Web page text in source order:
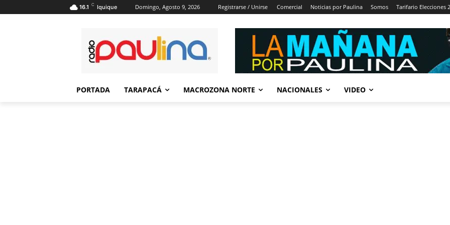
16.1 C Iquique Domingo, Agosto 9, 2026 Registrarse / Unirse Comercial Noticias por Paulina Somos Tarifario Elecciones
PORTADA TARAPACÁ MACROZONA NORTE NACIONALES VIDEO